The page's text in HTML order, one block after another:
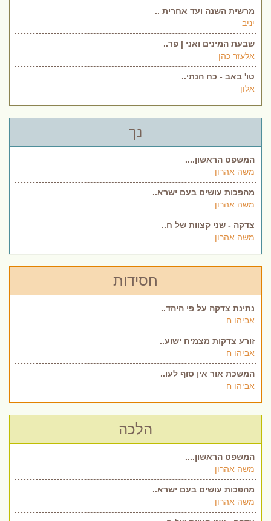
מרשית השנה ועד אחרית ..
יניב
שבעת המינים ואני | פר..
אלעזר כהן
טו' באב - כח הנתי..
אלון
נך
המשפט הראשון....
משה אהרון
מהפכות עושים בעם ישרא..
משה אהרון
צדקה - שני קצוות של ח..
משה אהרון
חסידות
נתינת צדקה על פי היהד..
אביהו ח
זורע צדקות מצמיח ישוע..
אביהו ח
המשכת אור אין סוף לעו..
אביהו ח
הלכה
המשפט הראשון....
משה אהרון
מהפכות עושים בעם ישרא..
משה אהרון